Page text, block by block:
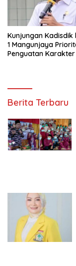
Kunjungan Kadisdik
1 Mangunjaya
Penguatan Karakter
u
r
y
a
R
s
Berita Terbaru